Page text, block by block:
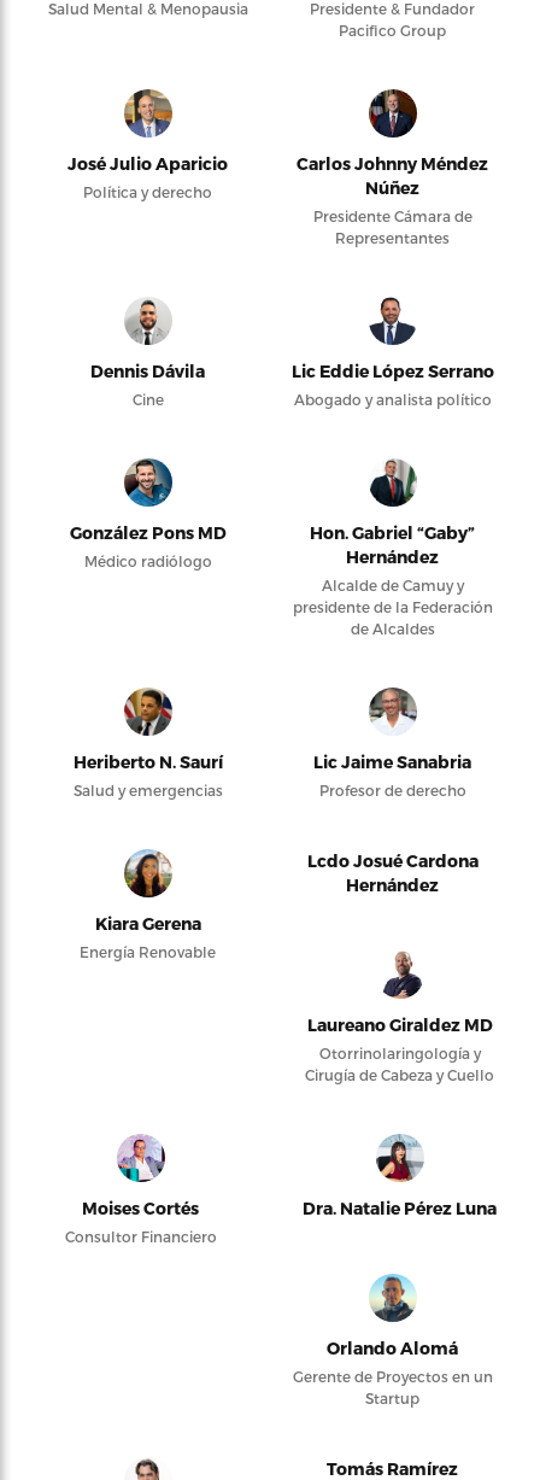
Salud Mental & Menopausia
Presidente & Fundador
Pacifico Group
José Julio Aparicio
Política y derecho
Carlos Johnny Méndez
Núñez
Presidente Cámara de
Representantes
Dennis Dávila
Cine
Lic Eddie López Serrano
Abogado y analista político
González Pons MD
Médico radiólogo
Hon. Gabriel “Gaby”
Hernández
Alcalde de Camuy y
presidente de la Federación
de Alcaldes
Heriberto N. Saurí
Salud y emergencias
Lic Jaime Sanabria
Profesor de derecho
Kiara Gerena
Energía Renovable
Lcdo Josué Cardona
Hernández
Laureano Giraldez MD
Otorrinolaringología y
Cirugía de Cabeza y Cuello
Moises Cortés
Consultor Financiero
Dra. Natalie Pérez Luna
Orlando Alomá
Gerente de Proyectos en un
Startup
Tomás Ramírez